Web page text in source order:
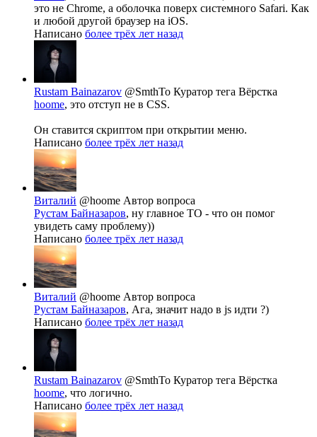
это не Chrome, а оболочка поверх системного Safari. Как
и любой другой браузер на iOS.
Написано более трёх лет назад
Rustam Bainazarov @SmthTo Куратор тега Вёрстка
hoome, это отступ не в CSS.
Он ставится скриптом при открытии меню.
Написано более трёх лет назад
Виталий @hoome Автор вопроса
Рустам Байназаров, ну главное ТО - что он помог
увидеть саму проблему))
Написано более трёх лет назад
Виталий @hoome Автор вопроса
Рустам Байназаров, Ага, значит надо в js идти ?)
Написано более трёх лет назад
Rustam Bainazarov @SmthTo Куратор тега Вёрстка
hoome, что логично.
Написано более трёх лет назад